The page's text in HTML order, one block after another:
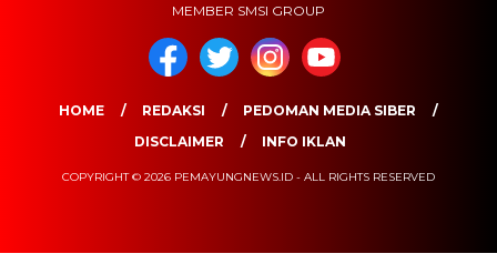
MEMBER SMSI GROUP
HOME REDAKSI
PEDOMAN MEDIA SIBER
DISCLAIMER
INFO IKLAN
COPYRIGHT © 2026 PEMAYUNGNEWS.ID - ALL RIGHTS RESERVED